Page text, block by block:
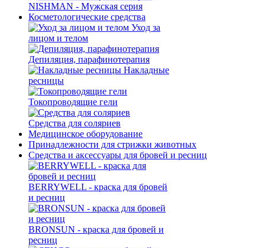
NISHMAN - Мужская серия
Косметологические средства
Уход за
лицом и телом
Депиляция, парафинотерапия
Накладные
ресницы
Токопроводящие гели
Средства для соляриев
Медицинское оборудование
Принадлежности для стрижки животных
Средства и аксессуары для бровей и ресниц
BERRYWELL - краска для бровей
и ресниц
BRONSUN - краска для бровей и
ресниц